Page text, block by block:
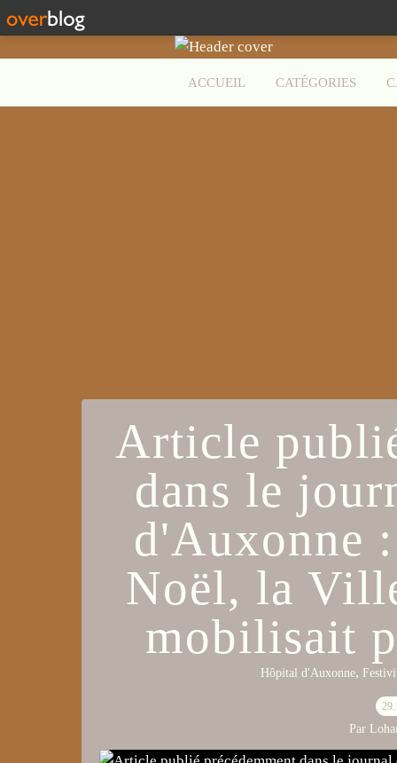
ACCUEIL CATÉGORIES
Article
dans le
d'Auxonne
Noël, la
mobilisait
Hôpital d'Auxonne,
Par